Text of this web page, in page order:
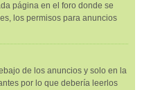
página en el foro donde se
los permisos para anuncios
de los anuncios y solo en la
por lo que debería leerlos